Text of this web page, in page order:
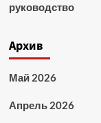
руководство
Архив
Май 2026
Апрель 2026